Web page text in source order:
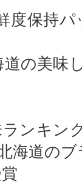
度保持
の美味
ンキン
海道の